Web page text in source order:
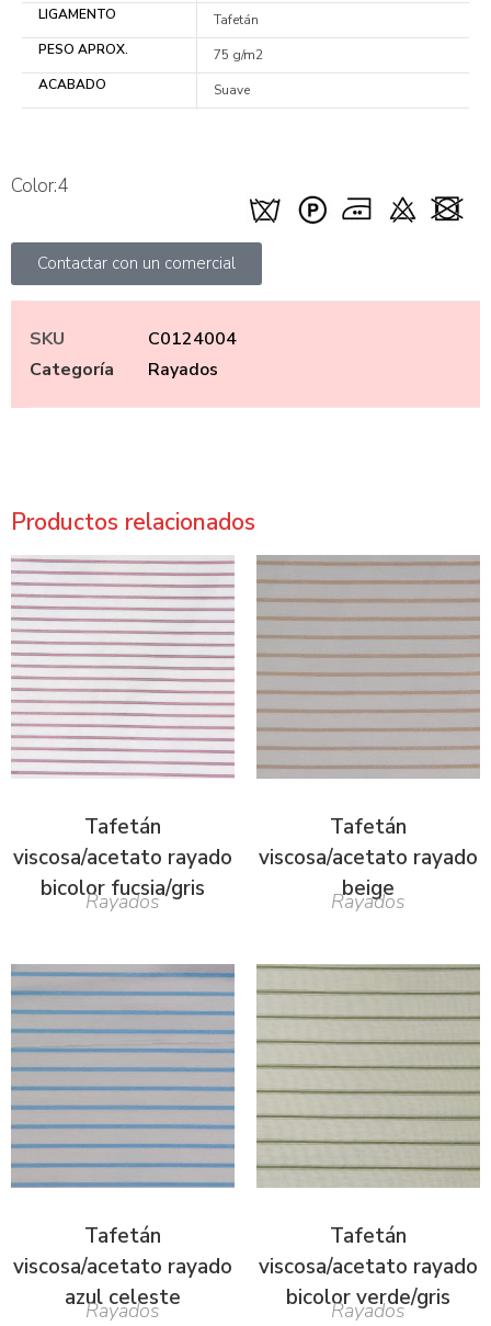
LIGAMENTO
Tafetán
PESO APROX.
75 g/m2
ACABADO
Suave
Color:4
Contactar con un comercial
SKU
C0124004
Categoría
Rayados
Productos relacionados
Tafetán
viscosa/acetato rayado
bicolor fucsia/gris
Rayados
Tafetán
viscosa/acetato rayado
beige
Rayados
Tafetán
viscosa/acetato rayado
azul celeste
Rayados
Tafetán
viscosa/acetato rayado
bicolor verde/gris
Rayados